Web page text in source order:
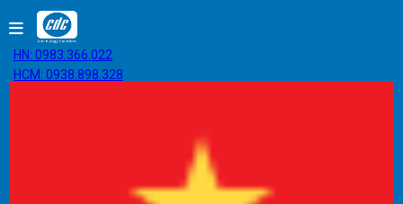
HN: 0983.366.022
HCM: 0938.898.328